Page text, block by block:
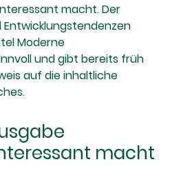
macht. Der
Moderne
und gibt bereits früh
auf die inhaltliche
macht